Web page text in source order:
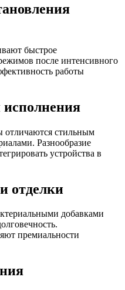
быстрое
после интенсивного
работы
отличаются стильным
Разнообразие
устройства в
отделки
добавками
премиальности